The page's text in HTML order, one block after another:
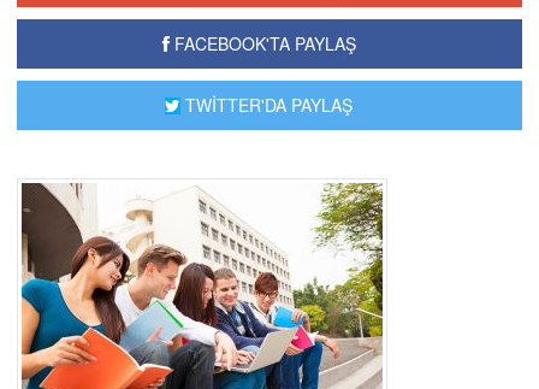
FACEBOOK'TA PAYLAŞ
TWİTTER'DA PAYLAŞ